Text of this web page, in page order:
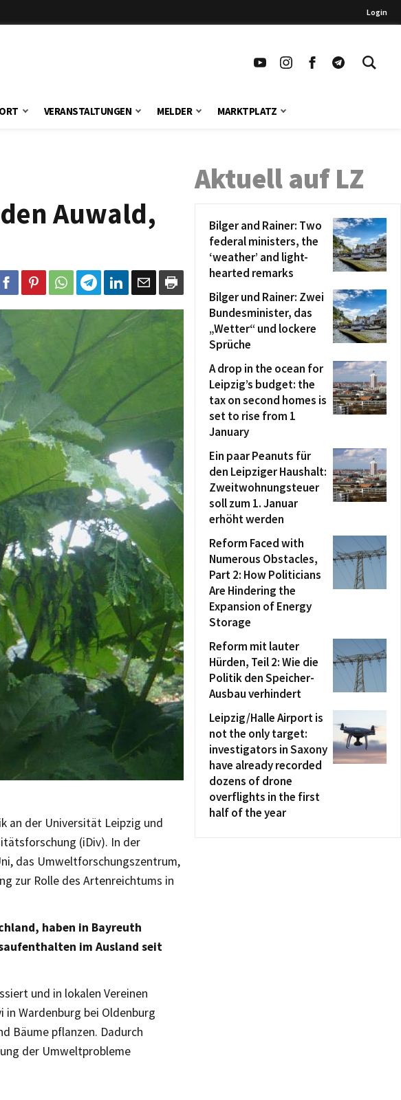
Login
VERANSTALTUNGEN MELDER MARKTPLATZ
Auwald,
an der Universität Leipzig und
(iDiv). In der
das Umweltforschungszentrum,
zur Rolle des Artenreichtums in
haben in Bayreuth
im Ausland seit
und in lokalen Vereinen
Wardenburg bei Oldenburg
Bäume pflanzen. Dadurch
der Umweltprobleme
Aktuell auf LZ
Bilger and Rainer: Two
federal ministers, the
‘weather’ and light-
hearted remarks
Bilger und Rainer: Zwei
Bundesminister, das
„Wetter“ und lockere
Sprüche
A drop in the ocean for
Leipzig’s budget: the
tax on second homes is
set to rise from 1
January
Ein paar Peanuts für
den Leipziger Haushalt:
Zweitwohnungsteuer
soll zum 1. Januar
erhöht werden
Reform Faced with
Numerous Obstacles,
Part 2: How Politicians
Are Hindering the
Expansion of Energy
Storage
Reform mit lauter
Hürden, Teil 2: Wie die
Politik den Speicher-
Ausbau verhindert
Leipzig/Halle Airport is
not the only target:
investigators in Saxony
have already recorded
dozens of drone
overflights in the first
half of the year